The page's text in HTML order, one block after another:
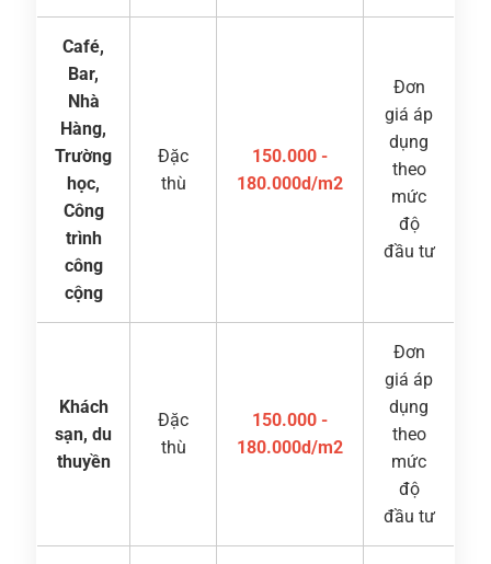
Café,
Bar,
Nhà
Hàng,
Trường
học,
Công
trình
công
cộng
Đặc
thù
150.000 -
180.000d/m2
Đơn
giá áp
dụng
theo
mức
độ
đầu tư
Khách
sạn, du
thuyền
Đặc
thù
150.000 -
180.000d/m2
Đơn
giá áp
dụng
theo
mức
độ
đầu tư